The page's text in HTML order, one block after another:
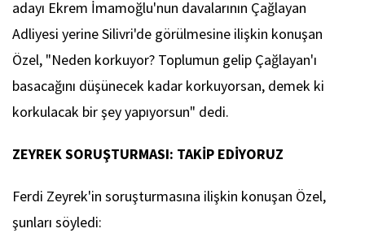
adayı Ekrem İmamoğlu'nun davalarının Çağlayan
Adliyesi yerine Silivri'de görülmesine ilişkin konuşan
Özel, "Neden korkuyor? Toplumun gelip Çağlayan'ı
basacağını düşünecek kadar korkuyorsan, demek ki
korkulacak bir şey yapıyorsun" dedi.
ZEYREK SORUŞTURMASI: TAKİP EDİYORUZ
Ferdi Zeyrek'in soruşturmasına ilişkin konuşan Özel,
şunları söyledi: